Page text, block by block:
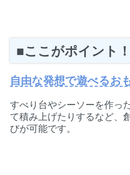
■ここがポイント！
自由な発想で遊べるお
すべり台やシーソーを作っ
て積み上げたりするなど、
びが可能です。